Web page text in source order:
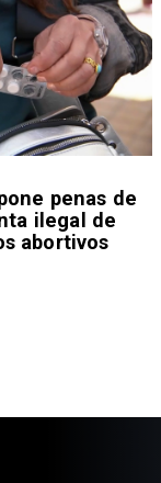
penas de
ilegal de
abortivos